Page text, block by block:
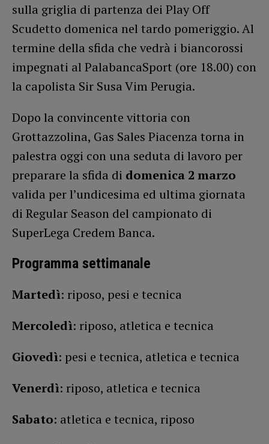
sulla griglia di partenza dei Play Off
Scudetto domenica nel tardo pomeriggio. Al
termine della sfida che vedrà i biancorossi
impegnati al PalabancaSport (ore 18.00) con
la capolista Sir Susa Vim Perugia.
Dopo la convincente vittoria con
Grottazzolina, Gas Sales Piacenza torna in
palestra oggi con una seduta di lavoro per
preparare la sfida di domenica 2 marzo
valida per l’undicesima ed ultima giornata
di Regular Season del campionato di
SuperLega Credem Banca.
Programma settimanale
Martedì: riposo, pesi e tecnica
Mercoledì: riposo, atletica e tecnica
Giovedì: pesi e tecnica, atletica e tecnica
Venerdì: riposo, atletica e tecnica
Sabato: atletica e tecnica, riposo